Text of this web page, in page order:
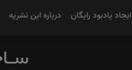
ایجاد یادبود رایگان درباره این نشریه